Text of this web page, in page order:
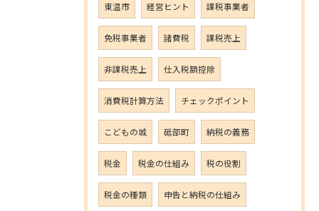
東温市 経営ヒント 課税事業者
免税事業者 諸費税 課税売上
非課税売上 仕入税額控除
消費税計算方法 チェックポイント
こどもの城 砥部町 納税の義務
税金 税金の仕組み 税の役割
税金の種類 申告と納税の仕組み